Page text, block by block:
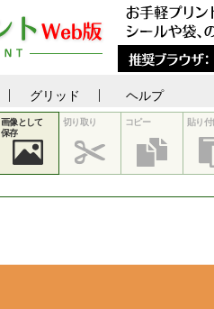
グリッド ヘルプ
画像として
保存
切り取り コピー 貼り付